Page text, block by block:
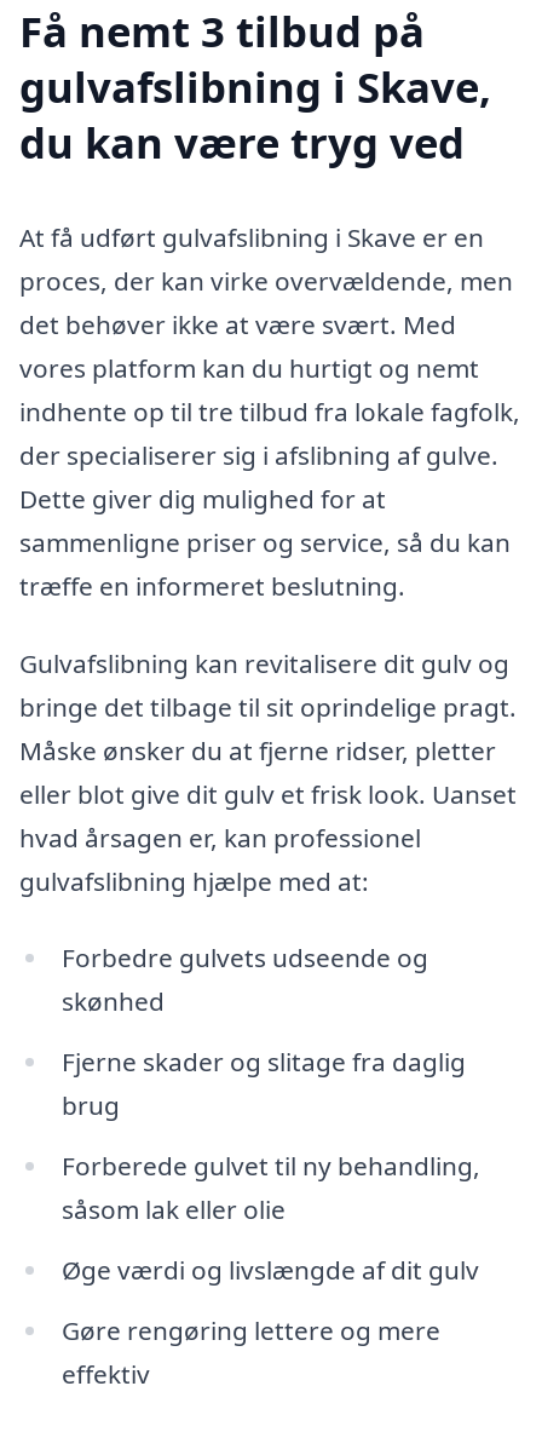
Få nemt 3 tilbud på
gulvafslibning i Skave,
du kan være tryg ved
At få udført gulvafslibning i Skave er en
proces, der kan virke overvældende, men
det behøver ikke at være svært. Med
vores platform kan du hurtigt og nemt
indhente op til tre tilbud fra lokale fagfolk,
der specialiserer sig i afslibning af gulve.
Dette giver dig mulighed for at
sammenligne priser og service, så du kan
træffe en informeret beslutning.
Gulvafslibning kan revitalisere dit gulv og
bringe det tilbage til sit oprindelige pragt.
Måske ønsker du at fjerne ridser, pletter
eller blot give dit gulv et frisk look. Uanset
hvad årsagen er, kan professionel
gulvafslibning hjælpe med at:
Forbedre gulvets udseende og
skønhed
Fjerne skader og slitage fra daglig
brug
Forberede gulvet til ny behandling,
såsom lak eller olie
Øge værdi og livslængde af dit gulv
Gøre rengøring lettere og mere
effektiv